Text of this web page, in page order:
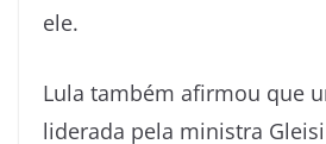
ele.
Lula também afirmou que
liderada pela ministra